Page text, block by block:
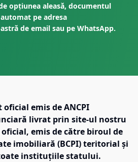
opțiunea aleasă, documentul
pe adresa
de email sau pe WhatsApp.
oficial emis de ANCPI
livrat prin site-ul nostru
emis de către biroul de
imobiliară (BCPI) teritorial și
instituțiile statului.